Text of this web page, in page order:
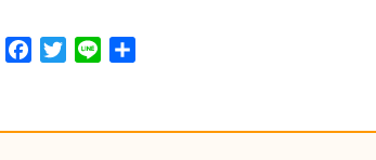
Facebook
TwitterLine